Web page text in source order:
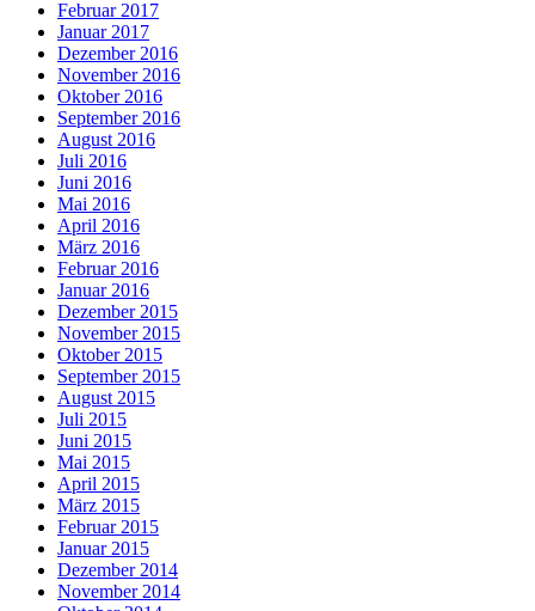
Februar 2017
Januar 2017
Dezember 2016
November 2016
Oktober 2016
September 2016
August 2016
Juli 2016
Juni 2016
Mai 2016
April 2016
März 2016
Februar 2016
Januar 2016
Dezember 2015
November 2015
Oktober 2015
September 2015
August 2015
Juli 2015
Juni 2015
Mai 2015
April 2015
März 2015
Februar 2015
Januar 2015
Dezember 2014
November 2014